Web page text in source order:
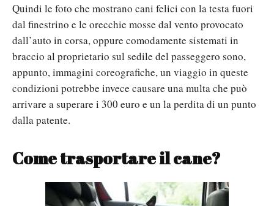
Quindi le foto che mostrano cani felici con la testa fuori
dal finestrino e le orecchie mosse dal vento provocato
dall’auto in corsa, oppure comodamente sistemati in
braccio al proprietario sul sedile del passeggero sono,
appunto, immagini coreografiche, un viaggio in queste
condizioni potrebbe invece causare una multa che può
arrivare a superare i 300 euro e un la perdita di un punto
dalla patente.
Come trasportare il cane?